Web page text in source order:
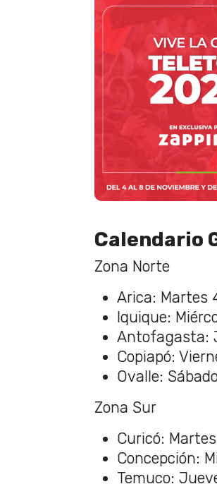
Calendario
Zona Norte
Arica: Martes
Iquique:
Antofagasta:
Copiapó:
Ovalle:
Zona Sur
Curicó:
Concepción:
Temuco: